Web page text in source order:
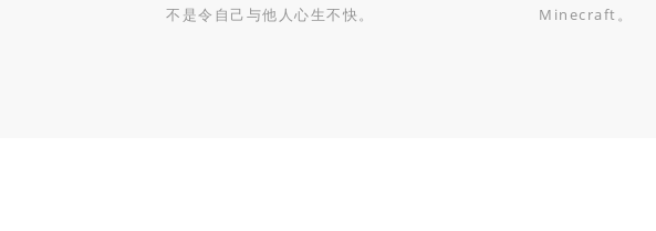
不是令自己与他人心生不快。
Minecraft。